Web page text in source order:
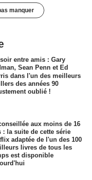
manquer
entre amis : Gary
Sean Penn et Ed
dans l'un des meilleurs
des années 90
oublié !
aux moins de 16
: la suite de cette série
adaptée de l'un des 100
livres de tous les
est disponible